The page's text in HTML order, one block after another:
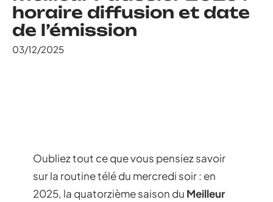
horaire diffusion et date
de l’émission
03/12/2025
Oubliez tout ce que vous pensiez savoir
sur la routine télé du mercredi soir : en
2025, la quatorzième saison du Meilleur